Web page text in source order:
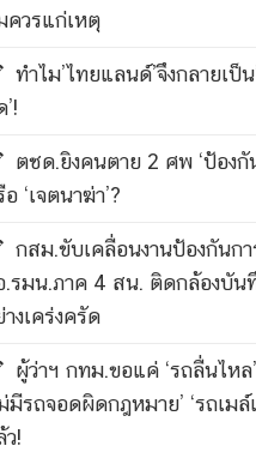
ควรแก่เหตุ
ทำไม’ไทยแลนด์’จึงกลายเป็
ตชด.ยิงคนตาย 2 ศพ ‘ป้องกั
‘เจตนาฆ่า’?
กสม.ขับเคลื่อนงานป้องกันก
.รมน.ภาค 4 สน. ติดกล้องบัน
างเคร่งครัด
ผู้ว่าฯ กทม.ขอแค่ ‘รถลื่นไหล
ม่มีรถจอดผิดกฎหมาย’ ‘รถเมล์
ว!